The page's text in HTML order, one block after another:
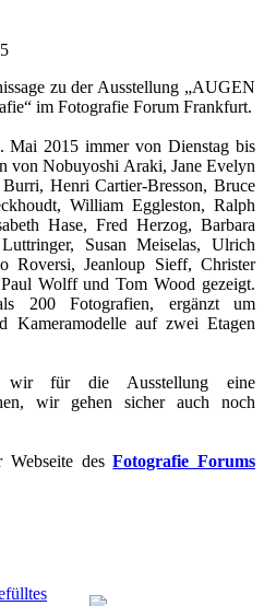
zu der Ausstellung „AUGEN
im Fotografie Forum Frankfurt.
Mai 2015 immer von Dienstag bis
von Nobuyoshi Araki, Jane Evelyn
Henri Cartier-Bresson, Bruce
William Eggleston, Ralph
Hase, Fred Herzog, Barbara
Susan Meiselas, Ulrich
Roversi, Jeanloup Sieff, Christer
Wolff und Tom Wood gezeigt.
200 Fotografien, ergänzt um
Kameramodelle auf zwei Etagen
wir für die Ausstellung eine
wir gehen sicher auch noch
Webseite desFotografie Forums